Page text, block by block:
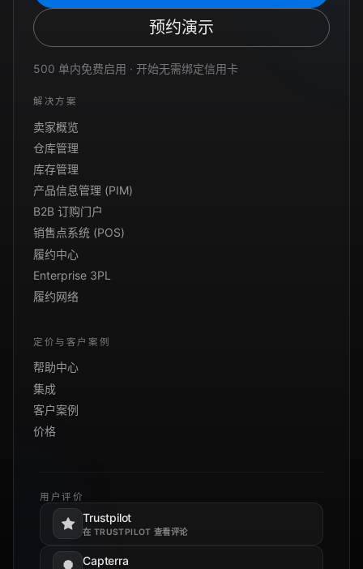
预约演示
500 单内免费启用 · 开始无需绑定信用卡
解决方案
卖家概览
仓库管理
库存管理
产品信息管理 (PIM)
B2B 订购门户
销售点系统 (POS)
履约中心
Enterprise 3PL
履约网络
定价与客户案例
帮助中心
集成
客户案例
价格
用户评价
Trustpilot
在 TRUSTPILOT 查看评论
在新标签页打开。
Capterra